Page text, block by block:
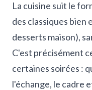
La cuisine suit le
des classiques bien
desserts maison),
C'est précisément
certaines soirées :
l'échange, le cadre